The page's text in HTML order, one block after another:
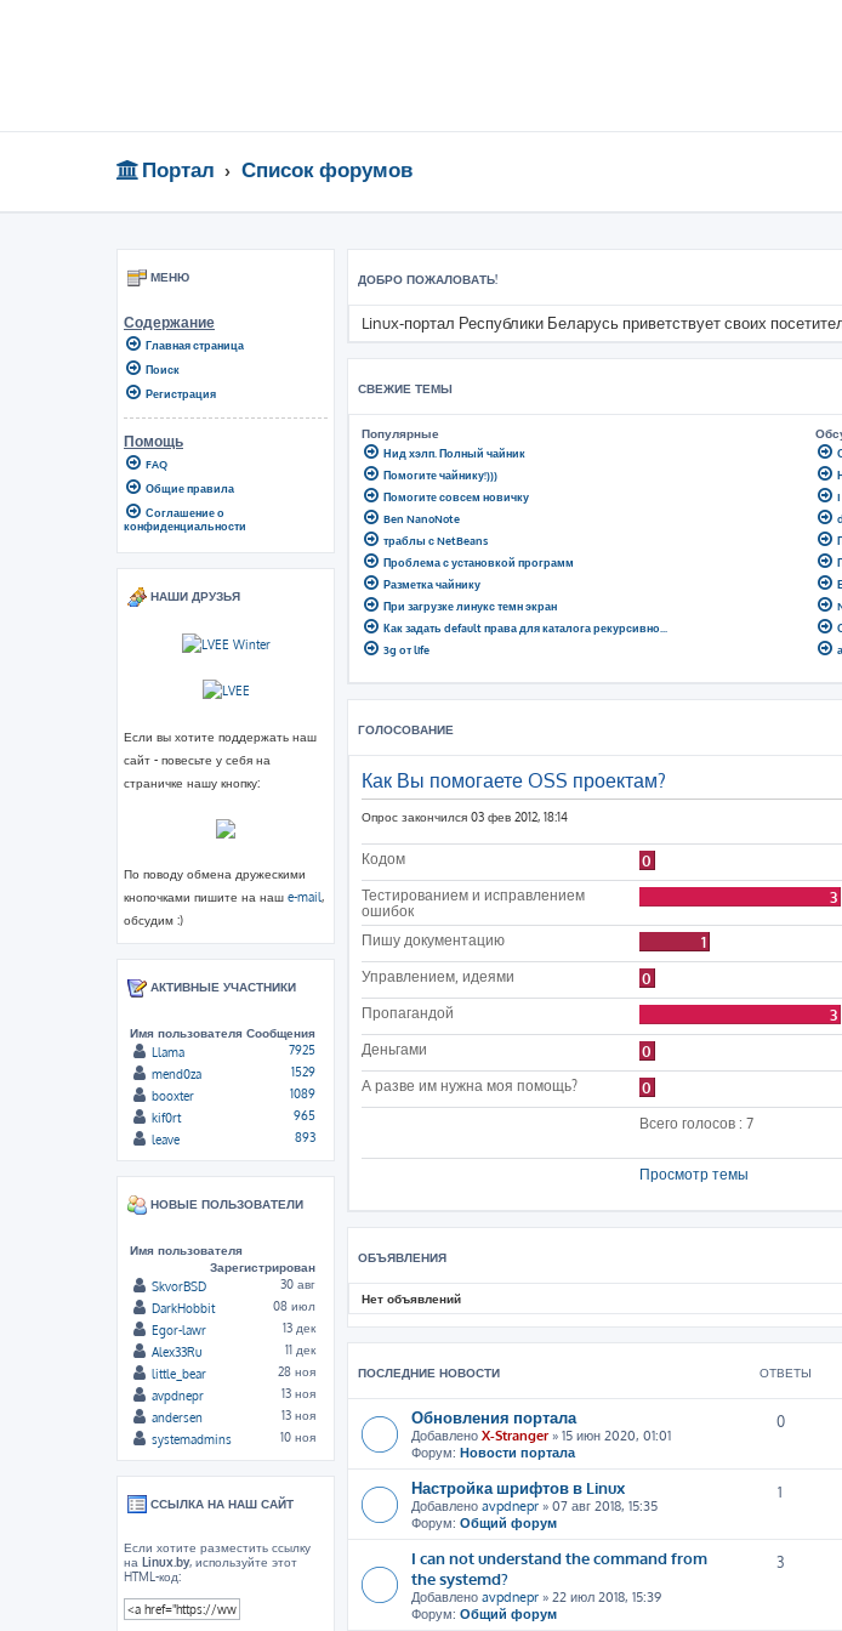
Портал Список форумов
ДОБРО ПОЖАЛОВАТЬ!
Linux-портал Республики Беларусь приветствует своих
СВЕЖИЕ ТЕМЫ
Популярные
Нид хэлп. Полный чайник
Помогите чайнику!)))
Помогите совсем новичку
Ben NanoNote
траблы с NetBeans
Проблема с установкой программ
Разметка чайнику
При загрузке линукс темн экран
Как задать default права для каталога рекурсивно...
3g от life
I
ГОЛОСОВАНИЕ
Как Вы помогаете OSS проектам?
Опрос закончился 03 фев 2012, 18:14
Кодом 0
Тестированием и исправлением
ошибок
3
Пишу документацию 1
Управлением, идеями
0
Пропагандой
3
Деньгами
0
А разве им нужна моя помощь?
0
Всего голосов : 7
Просмотр темы
ОБЪЯВЛЕНИЯ
Нет объявлений
ПОСЛЕДНИЕ НОВОСТИ ОТВЕТЫ
Обновления портала
Добавлено X-Stranger» 15 июн 2020, 01:01
Форум: Новости портала
0
Настройка шрифтов в Linux
Добавлено avpdnepr » 07 авг 2018, 15:35
Форум: Общий форум
1
I can not understand the command from
the systemd?
Добавлено avpdnepr » 22 июл 2018, 15:39
Форум: Общий форум
3
МЕНЮ
Содержание
Главная страница
Поиск
Регистрация
Помощь
FAQ
Общие правила
Соглашение о
конфиденциальности
НАШИ ДРУЗЬЯ
Если вы хотите поддержать наш
сайт - повесьте у себя на
страничке нашу кнопку:
По поводу обмена дружескими
кнопочками пишите на наш e-mail,
обсудим :)
АКТИВНЫЕ УЧАСТНИКИ
Имя пользователя Сообщения
Llama
7925
mend0za
1529
booxter
1089
kif0rt
965
leave
893
НОВЫЕ ПОЛЬЗОВАТЕЛИ
Имя пользователя
Зарегистрирован
SkvorBSD
30 авг
DarkHobbit
08 июл
Egor-lawr
13 дек
Alex33Ru
11 дек
little_bear
28 ноя
avpdnepr
13 ноя
andersen
13 ноя
systemadmins
10 ноя
ССЫЛКА НА НАШ САЙТ
Если хотите разместить ссылку
на Linux.by, используйте этот
HTML-код: